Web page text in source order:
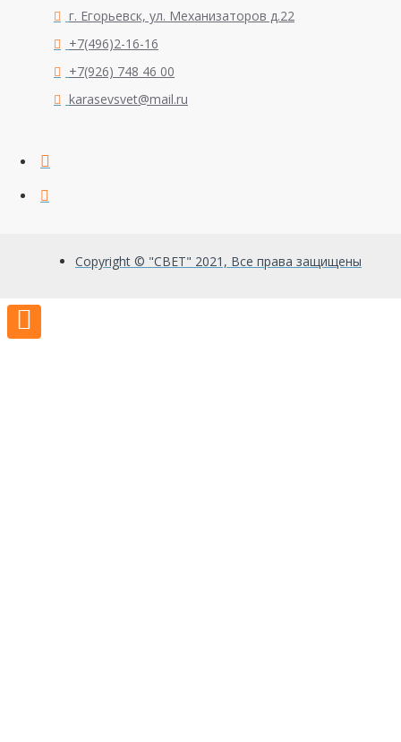
г. Егорьевск, ул. Механизаторов д.22
+7(496)2-16-16
+7(926) 748 46 00
karasevsvet@mail.ru
Copyright © "СВЕТ" 2021, Все права защищены